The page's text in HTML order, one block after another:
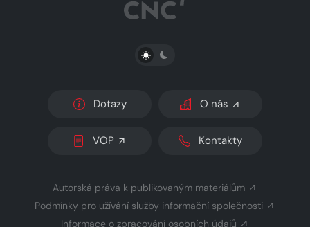
PŘEPNOUT SVĚTLÝ/TMAVÝ REŽIM
Dotazy O nás
VOP Kontakty
Autorská práva k publikovaným materiálům
Podmínky pro užívání služby informační společnosti
Informace o zpracování osobních údajů